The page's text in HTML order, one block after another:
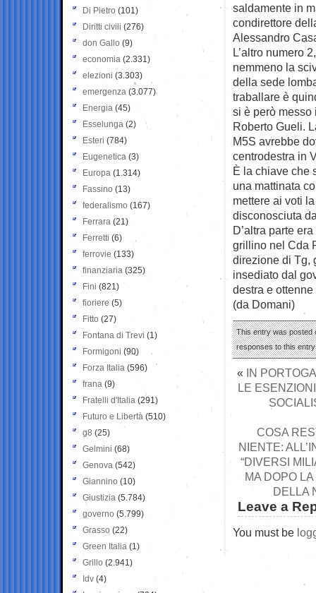
saldamente in
condirettore
Alessandro
L’altro numero
nemmeno la
della sede
traballare è
si è però messo
Roberto Gueli.
M5S avrebbe
centrodestra in
È la chiave che
una mattinata
mettere ai voti
disconosciuta
D’altra parte
grillino nel Cda
direzione di Tg,
insediato dal
destra e
(da Domani)
This entry was posted
responses to this
« IN
LE
COSA
NIENTE:
“DIVERSI
MA DOPO
DELLA
Leave a
You must be
Di Pietro (101)
Diritti civili (276)
don Gallo (9)
economia (2.331)
elezioni (3.303)
emergenza (3.077)
Energia (45)
Esselunga (2)
Esteri (784)
Eugenetica (3)
Europa (1.314)
Fassino (13)
federalismo (167)
Ferrara (21)
Ferretti (6)
ferrovie (133)
finanziaria (325)
Fini (821)
fioriere (5)
Fitto (27)
Fontana di Trevi (1)
Formigoni (90)
Forza Italia (596)
frana (9)
Fratelli d'Italia (291)
Futuro e Libertà (510)
g8 (25)
Gelmini (68)
Genova (542)
Giannino (10)
Giustizia (5.784)
governo (5.799)
Grasso (22)
Green Italia (1)
Grillo (2.941)
Idv (4)